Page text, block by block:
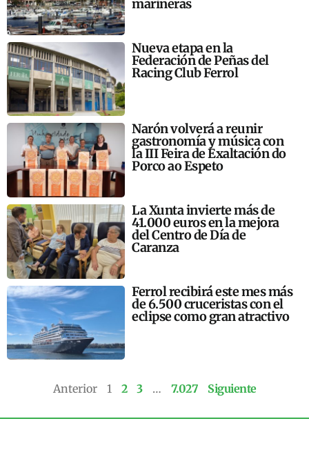
marineras
Nueva etapa en la
Federación de Peñas del
Racing Club Ferrol
Narón volverá a reunir
gastronomía y música con
la III Feira de Exaltación do
Porco ao Espeto
La Xunta invierte más de
41.000 euros en la mejora
del Centro de Día de
Caranza
Ferrol recibirá este mes más
de 6.500 cruceristas con el
eclipse como gran atractivo
Anterior 1 2 3 … 7.027 Siguiente